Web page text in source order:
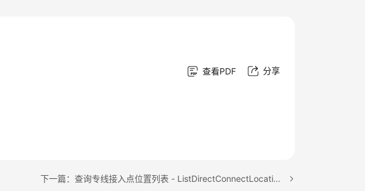
查看PDF 分享
下一篇：查询专线接入点位置列表 - ListDirectConnectLocations